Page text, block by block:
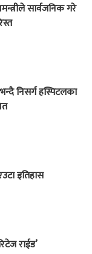
सार्वजनिक गरे
निसर्ग हस्पिटलका
इतिहास
राईड’